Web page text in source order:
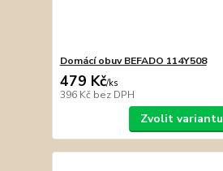
Domácí obuv BEFADO 114Y508
479 Kč/ks
396 Kč bez DPH
Zvolit variantu